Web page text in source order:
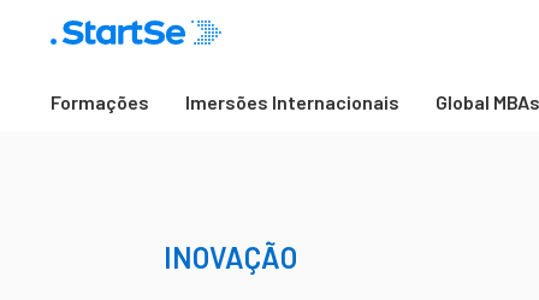
Formações Imersões Internacionais Global MBAs
INOVAÇÃO